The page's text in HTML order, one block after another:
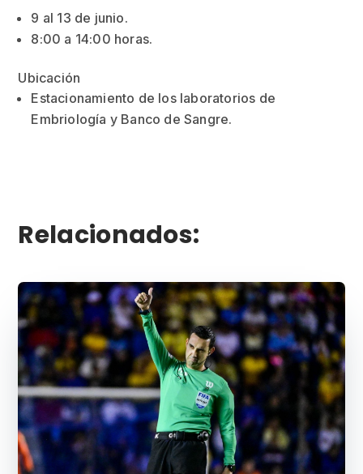
9 al 13 de junio.
8:00 a 14:00 horas.
Ubicación
Estacionamiento de los laboratorios de
Embriología y Banco de Sangre.
Relacionados: